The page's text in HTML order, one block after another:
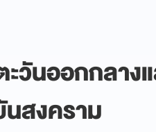
วันออกกลาง
สงคราม